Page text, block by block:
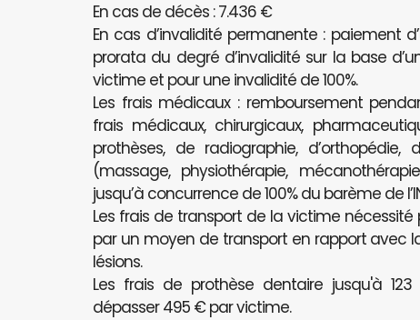
En cas de décès : 7.436 €
En cas d’invalidité permanente : paiement
prorata du degré d’invalidité sur la base
victime et pour une invalidité de 100%.
Les frais médicaux : remboursement
frais médicaux, chirurgicaux,
prothèses, de radiographie, d’orthopédie,
(massage, physiothérapie,
jusqu’à concurrence de 100% du barème de
Les frais de transport de la victime
par un moyen de transport en rapport avec
lésions.
Les frais de prothèse dentaire jusqu'à
dépasser 495 € par victime.